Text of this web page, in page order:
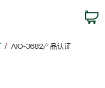
AIO-3682产品认证